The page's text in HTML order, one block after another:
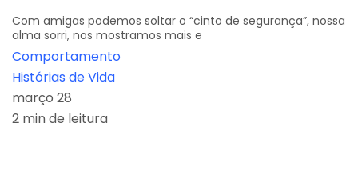
Com amigas podemos soltar o “cinto de segurança”, nossa
alma sorri, nos mostramos mais e
Comportamento
Histórias de Vida
março 28
2 min de leitura